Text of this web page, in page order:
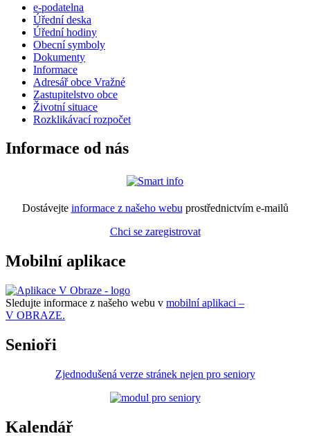
e-podatelna
Úřední deska
Úřední hodiny
Obecní symboly
Dokumenty
Informace
Adresář obce Vražné
Zastupitelstvo obce
Životní situace
Rozklikávací rozpočet
Informace od nás
Dostávejte informace z našeho webu prostřednictvím e-mailů
Chci se zaregistrovat
Mobilní aplikace
Sledujte informace z našeho webu v mobilní aplikaci –
V OBRAZE.
Senioři
Zjednodušená verze stránek nejen pro seniory
Kalendář